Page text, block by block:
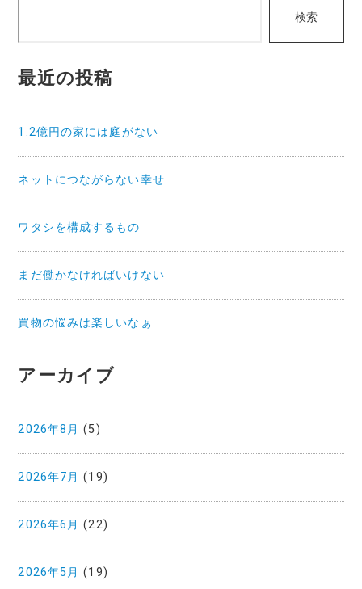
検索
最近の投稿
1.2億円の家には庭がない
ネットにつながらない幸せ
ワタシを構成するもの
まだ働かなければいけない
買物の悩みは楽しいなぁ
アーカイブ
2026年8月 (5)
2026年7月 (19)
2026年6月 (22)
2026年5月 (19)